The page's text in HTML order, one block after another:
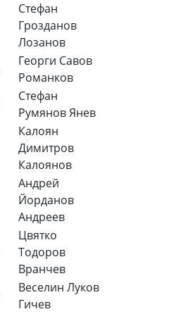
Стефан
Грозданов
Лозанов
Георги Савов
Романков
Стефан
Румянов Янев
Калоян
Димитров
Калоянов
Андрей
Йорданов
Андреев
Цвятко
Тодоров
Вранчев
Веселин Луков
Гичев